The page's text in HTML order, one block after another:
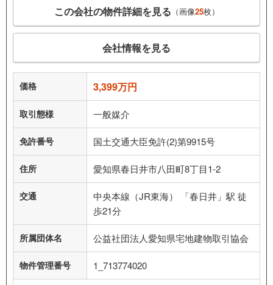
この会社の物件詳細を見る （画像25枚）
会社情報を見る
価格 3,399万円
取引態様 一般媒介
免許番号 国土交通大臣免許(2)第9915号
住所 愛知県春日井市八田町8丁目1-2
交通
中央本線（JR東海） 「春日井」駅 徒
歩21分
所属団体名 公益社団法人愛知県宅地建物取引協会
物件管理番号 1_713774020